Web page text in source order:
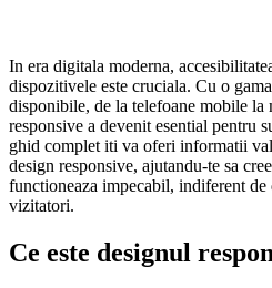
In era digitala moderna,
dispozitivele este cruciala. Cu o
disponibile, de la telefoane mobile la
responsive a devenit esential pentru
ghid complet iti va oferi informatii
design responsive, ajutandu-te sa
functioneaza impecabil, indiferent
vizitatori.
Ce este designul